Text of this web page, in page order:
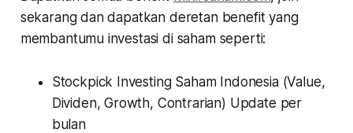
sekarang dan dapatkan deretan benefit yang
membantumu investasi di saham seperti:
Stockpick Investing Saham Indonesia (Value,
Dividen, Growth, Contrarian) Update per
bulan